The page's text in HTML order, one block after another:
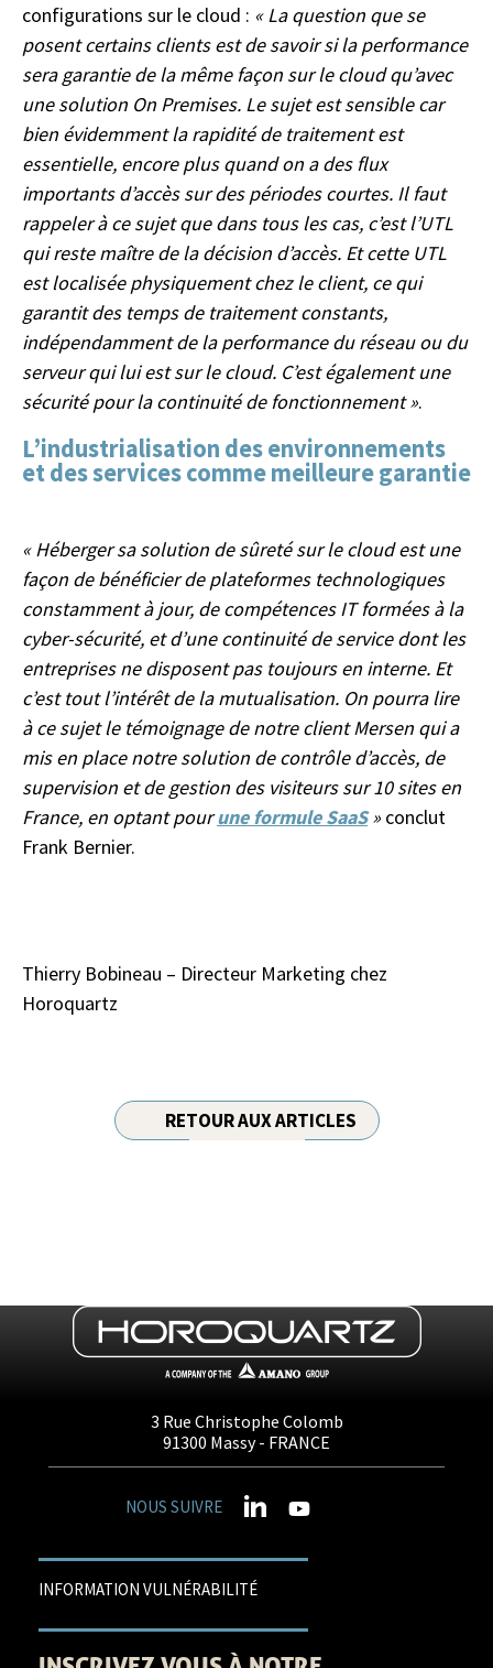
configurations sur le cloud : « La question que se
posent certains clients est de savoir si la performance
sera garantie de la même façon sur le cloud qu’avec
une solution On Premises. Le sujet est sensible car
bien évidemment la rapidité de traitement est
essentielle, encore plus quand on a des flux
importants d’accès sur des périodes courtes. Il faut
rappeler à ce sujet que dans tous les cas, c’est l’UTL
qui reste maître de la décision d’accès. Et cette UTL
est localisée physiquement chez le client, ce qui
garantit des temps de traitement constants,
indépendamment de la performance du réseau ou du
serveur qui lui est sur le cloud. C’est également une
sécurité pour la continuité de fonctionnement ».
L’industrialisation des environnements
et des services comme meilleure garantie
« Héberger sa solution de sûreté sur le cloud est une
façon de bénéficier de plateformes technologiques
constamment à jour, de compétences IT formées à la
cyber-sécurité, et d’une continuité de service dont les
entreprises ne disposent pas toujours en interne. Et
c’est tout l’intérêt de la mutualisation. On pourra lire
à ce sujet le témoignage de notre client Mersen qui a
mis en place notre solution de contrôle d’accès, de
supervision et de gestion des visiteurs sur 10 sites en
France, en optant pourune formule SaaS» conclut
Frank Bernier.
Thierry Bobineau – Directeur Marketing chez
Horoquartz
RETOUR AUX ARTICLES
3 Rue Christophe Colomb
91300 Massy- FRANCE
NOUS SUIVRE
INFORMATION VULNÉRABILITÉ